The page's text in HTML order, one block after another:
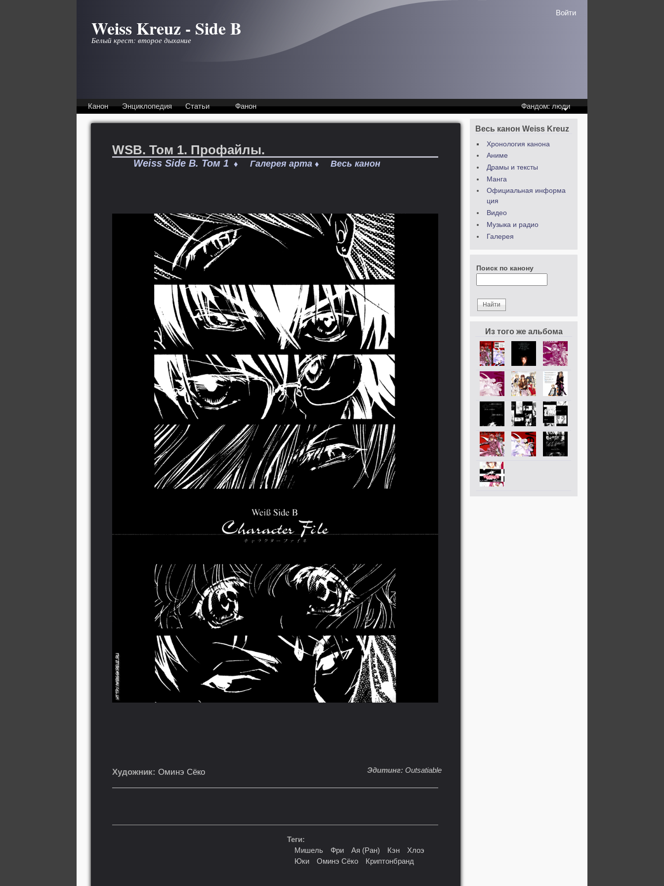
Weiss Kreuz - Side B
Белый крест: второе дыхание
Войти
Канон Энциклопедия Статьи Фанон Фандом: люди
WSB. Том 1. Профайлы.
Weiss Side B. Том 1 ♦ Галерея арта ♦ Весь канон
Художник:Оминэ Сёко Эдитинг:Outsatiable
Теги:
Мишель
Фри Ая (Ран) Кэн
Хлоэ
Юки
Оминэ Сёко Криптонбранд
Весь канон Weiss Kreuz
Хронология канона
Аниме
Драмы и тексты
Манга
Официальная информа
ция
Видео
Музыка и радио
Галерея
Поиск по канону
Из того же альбома